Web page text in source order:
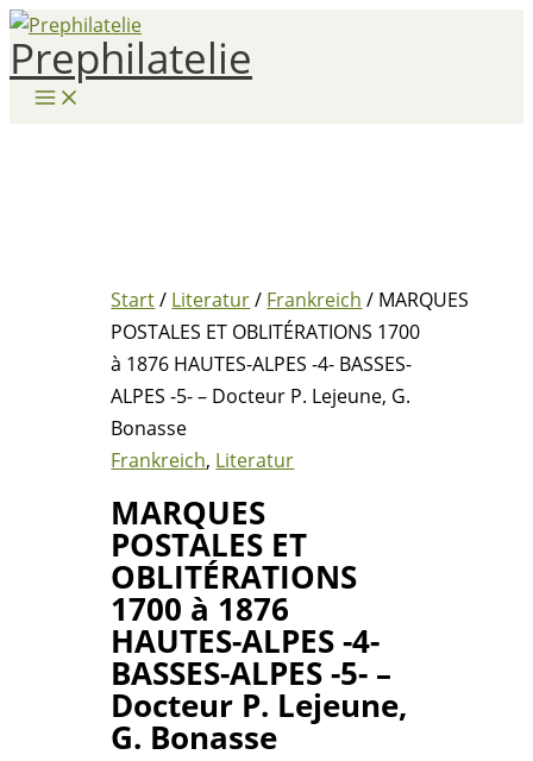
Zum
Inhalt
springen
Prephilatelie
Start/ Literatur/ Frankreich / MARQUES
POSTALES ET OBLITÉRATIONS 1700
à 1876 HAUTES-ALPES -4- BASSES-
ALPES -5- – Docteur P. Lejeune, G.
Bonasse
Frankreich, Literatur
MARQUES
POSTALES ET
OBLITÉRATIONS
1700 à 1876
HAUTES-ALPES -4-
BASSES-ALPES -5- –
Docteur P. Lejeune,
G. Bonasse